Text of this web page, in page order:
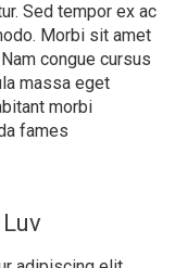
Sed tempor ex ac
Morbi sit amet
congue cursus
massa eget
morbi
fames